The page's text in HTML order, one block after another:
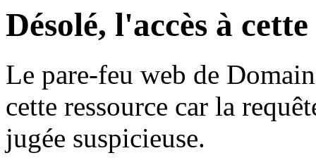
Désolé, l'accès à
Le pare-feu web de
cette ressource car la
jugée suspicieuse.